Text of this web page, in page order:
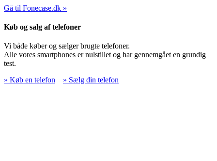
Gå til Fonecase.dk »
Køb og salg af telefoner
Vi både køber og sælger brugte telefoner.
Alle vores smartphones er nulstillet og har gennemgået en grundig
test.
» Køb en telefon
» Sælg din telefon